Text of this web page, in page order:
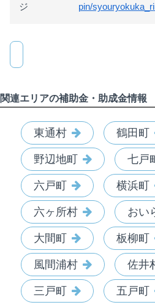
ジ
pin/
関連エリアの補助金・助成金情報
東通村 鶴田町
野辺地町 七戸
六戸町 横浜町
六ヶ所村 おい
大間町 板柳町
風間浦村 佐井
三戸町 五戸町